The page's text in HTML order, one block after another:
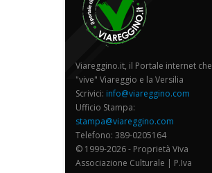
Viareggino.it, il Portale internet che
"vive" Viareggio e la Versilia
Scrivici: info@viareggino.com
Ufficio Stampa:
stampa@viareggino.com
Telefono: 389-0205164
© 1999-2026 - Proprietà Viva
Associazione Culturale | P.Iva